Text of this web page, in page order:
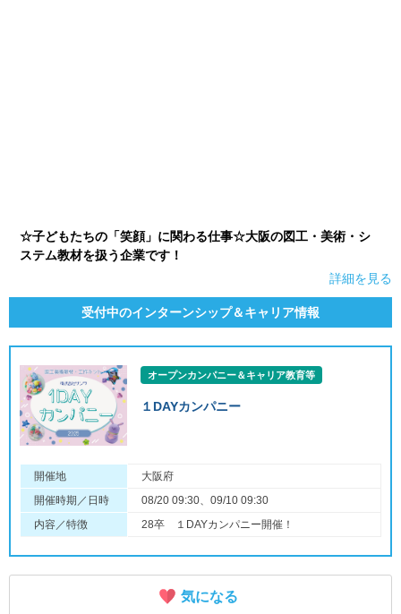
☆子どもたちの「笑顔」に関わる仕事☆大阪の図工・美術・シ
ステム教材を扱う企業です！
詳細を見る
受付中のインターンシップ＆キャリア情報
オープンカンパニー＆キャリア教育等
１DAYカンパニー
開催地
大阪府
開催時期／日時
08/20 09:30、09/10 09:30
内容／特徴
28卒 １DAYカンパニー開催！
気になる